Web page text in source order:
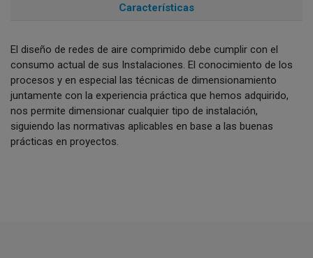
Características
El diseño de redes de aire comprimido debe cumplir con el
consumo actual de sus Instalaciones. El conocimiento de los
procesos y en especial las técnicas de dimensionamiento
juntamente con la experiencia práctica que hemos adquirido,
nos permite dimensionar cualquier tipo de instalación,
siguiendo las normativas aplicables en base a las buenas
prácticas en proyectos.